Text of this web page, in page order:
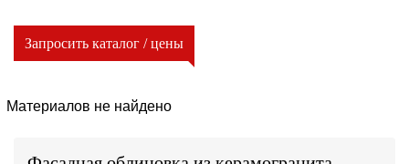
Запросить каталог / цены
Материалов не найдено